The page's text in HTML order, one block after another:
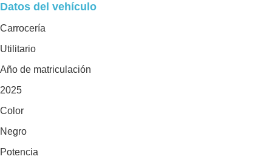
Datos del vehículo
Carrocería
Utilitario
Año de matriculación
2025
Color
Negro
Potencia